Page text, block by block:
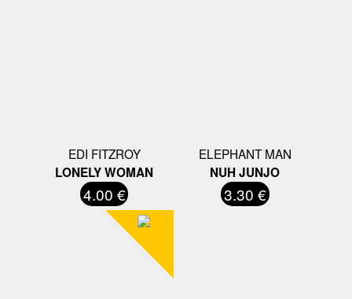
EDI FITZROY
LONELY WOMAN
4.00 €
ELEPHANT MAN
NUH JUNJO
3.30 €